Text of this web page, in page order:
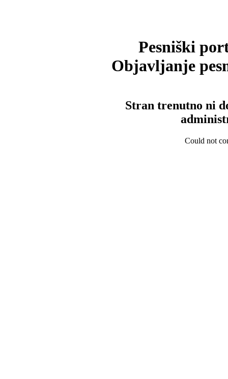
Pesniški
Objavljanje
Stran trenutno ni
Could not